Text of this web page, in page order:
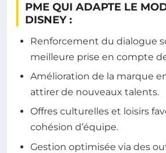
PME QUI ADAPTE LE
DISNEY :
Renforcement du dialogue
meilleure prise en compte
Amélioration de la marque
attirer de nouveaux talents.
Offres culturelles et loisirs
cohésion d’équipe.
Gestion optimisée via des